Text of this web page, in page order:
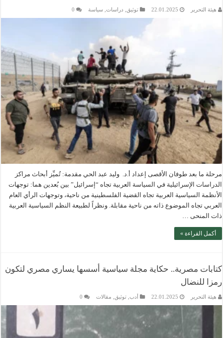
هيئة التحرير 22.01.2025 توثيق دراسات ,سياسة 0
مرحلة ما بعد طوفان الأقصى إعداد أ.د. وليد عبد الحي مقدمة: تُميِّز أبحاث مراكز
الدراسات الإسرائيلية في السياسة العربية تجاه “إسرائيل” بين بُعدين هما: توجهات
الأنظمة السياسية العربية تجاه القضية الفلسطينية من ناحية، وتوجهات الرأي العام
العربي تجاه الموضوع ذاته من ناحية مقابلة. ونظراً لطبيعة النظم السياسية العربية
ذات المنحى …
أكمل القراءة »
كتابات مصرية.. حكاية مجلة سياسية أسسها يساري مصري لتكون
رمزا للنضال
هيئة التحرير 22.01.2025 أدب ,توثيق مقالات 0